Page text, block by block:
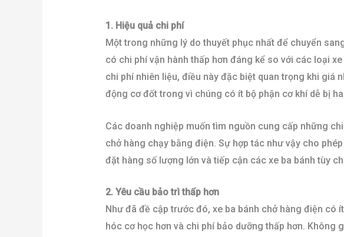
1. Hiệu quả chi phí
Một trong những lý do thuyết phục nhất để chuyển
có chi phí vận hành thấp hơn đáng kể so với các loại
chi phí nhiên liệu, điều này đặc biệt quan trọng khi giá
động cơ đốt trong vì chúng có ít bộ phận cơ khí dễ bị
Các doanh nghiệp muốn tìm nguồn cung cấp những
chở hàng chạy bằng điện. Sự hợp tác như vậy cho
đặt hàng số lượng lớn và tiếp cận các xe ba bánh tùy
2. Yêu cầu bảo trì thấp hơn
Như đã đề cập trước đó, xe ba bánh chở hàng điện có
hóc cơ học hơn và chi phí bảo dưỡng thấp hơn.